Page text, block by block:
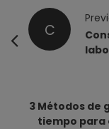
C
3 Métodos de
tiempo para